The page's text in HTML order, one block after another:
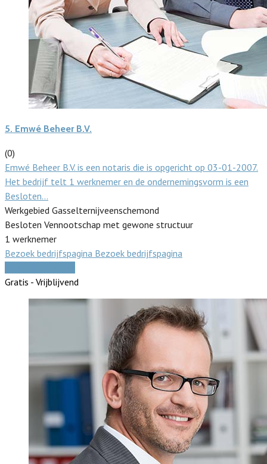
5. Emwé Beheer B.V.
(0)
Emwé Beheer B.V. is een notaris die is opgericht op 03-01-2007.
Het bedrijf telt 1 werknemer en de ondernemingsvorm is een
Besloten…
Werkgebied Gasselternijveenschemond
Besloten Vennootschap met gewone structuur
1 werknemer
Bezoek bedrijfspagina Bezoek bedrijfspagina
Gratis - Vrijblijvend